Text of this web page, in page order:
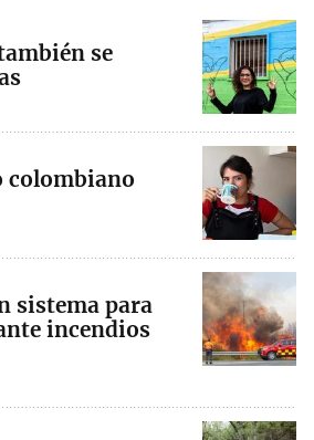
se
colombiano
sistema para
incendios